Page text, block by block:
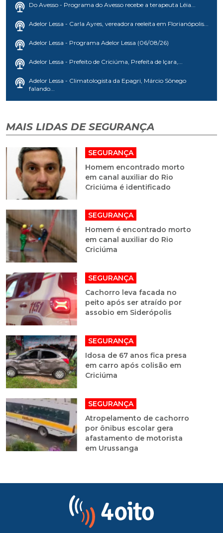
Do Avesso - Programa do Avesso recebe a terapeuta Léia...
Adelor Lessa - Carla Ayres, vereadora reeleita em Florianópolis...
Adelor Lessa - Programa Adelor Lessa (06/08/26)
Adelor Lessa - Prefeito de Criciúma, Prefeita de Içara,...
Adelor Lessa - Climatologista da Epagri, Márcio Sônego
falando...
MAIS LIDAS DE SEGURANÇA
SEGURANÇA
Homem encontrado morto
em canal auxiliar do Rio
Criciúma é identificado
SEGURANÇA
Homem é encontrado morto
em canal auxiliar do Rio
Criciúma
SEGURANÇA
Cachorro leva facada no
peito após ser atraído por
assobio em Siderópolis
SEGURANÇA
Idosa de 67 anos fica presa
em carro após colisão em
Criciúma
SEGURANÇA
Atropelamento de cachorro
por ônibus escolar gera
afastamento de motorista
em Urussanga